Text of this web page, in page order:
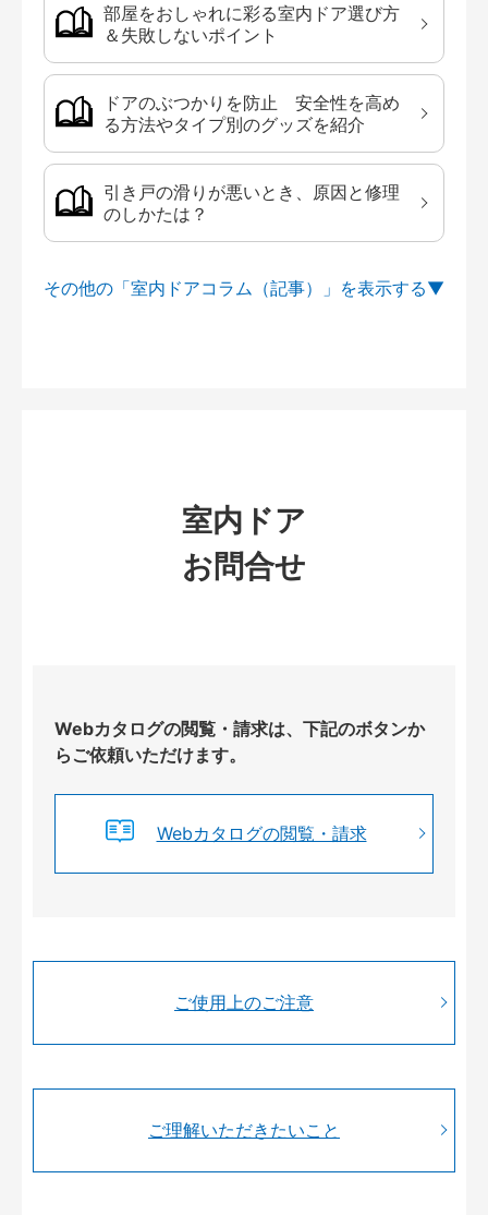
部屋をおしゃれに彩る室内ドア選び方
＆失敗しないポイント
ドアのぶつかりを防止 安全性を高め
る方法やタイプ別のグッズを紹介
引き戸の滑りが悪いとき、原因と修理
のしかたは？
その他の「室内ドアコラム（記事）」を
室内ドア
お問合せ
Webカタログの閲覧・請求は、下記のボタンか
らご依頼いただけます。
Webカタログの閲覧・請求
ご使用上のご注意
ご理解いただきたいこと